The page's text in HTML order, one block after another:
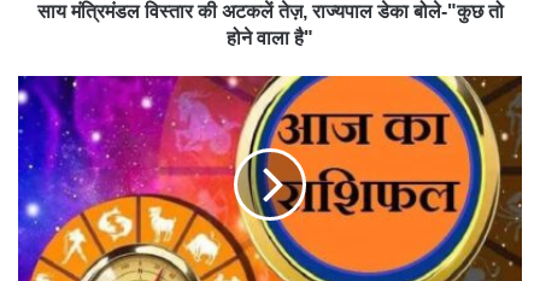
साय मंत्रिमंडल विस्तार की अटकलें तेज़, राज्यपाल डेका बोले-"कुछ तो
होने वाला है"